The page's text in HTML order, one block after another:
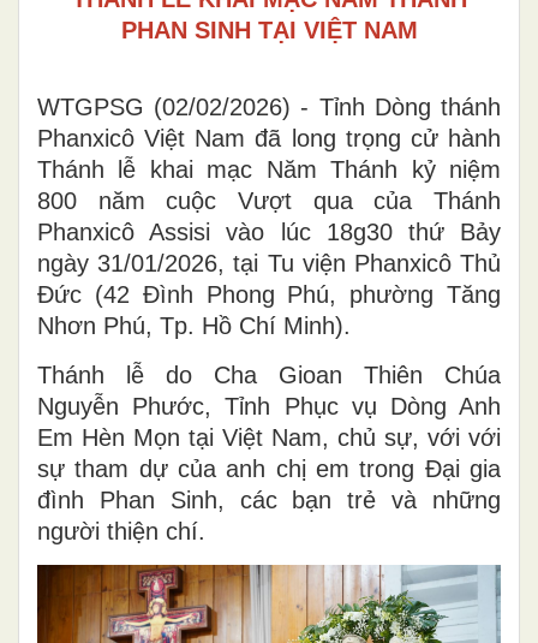
PHAN SINH TẠI VIỆT NAM
WTGPSG (02/02/2026) - Tỉnh Dòng thánh
Phanxicô Việt Nam đã long trọng cử hành
Thánh lễ khai mạc Năm Thánh kỷ niệm
800 năm cuộc Vượt qua của Thánh
Phanxicô Assisi vào lúc 18g30 thứ Bảy
ngày 31/01/2026, tại Tu viện Phanxicô Thủ
Đức (42 Đình Phong Phú, phường Tăng
Nhơn Phú, Tp. Hồ Chí Minh).
Thánh lễ do Cha Gioan Thiên Chúa
Nguyễn Phước, Tỉnh Phục vụ Dòng Anh
Em Hèn Mọn tại Việt Nam, chủ sự, với với
sự tham dự của anh chị em trong Đại gia
đình Phan Sinh, các bạn trẻ và những
người thiện chí.